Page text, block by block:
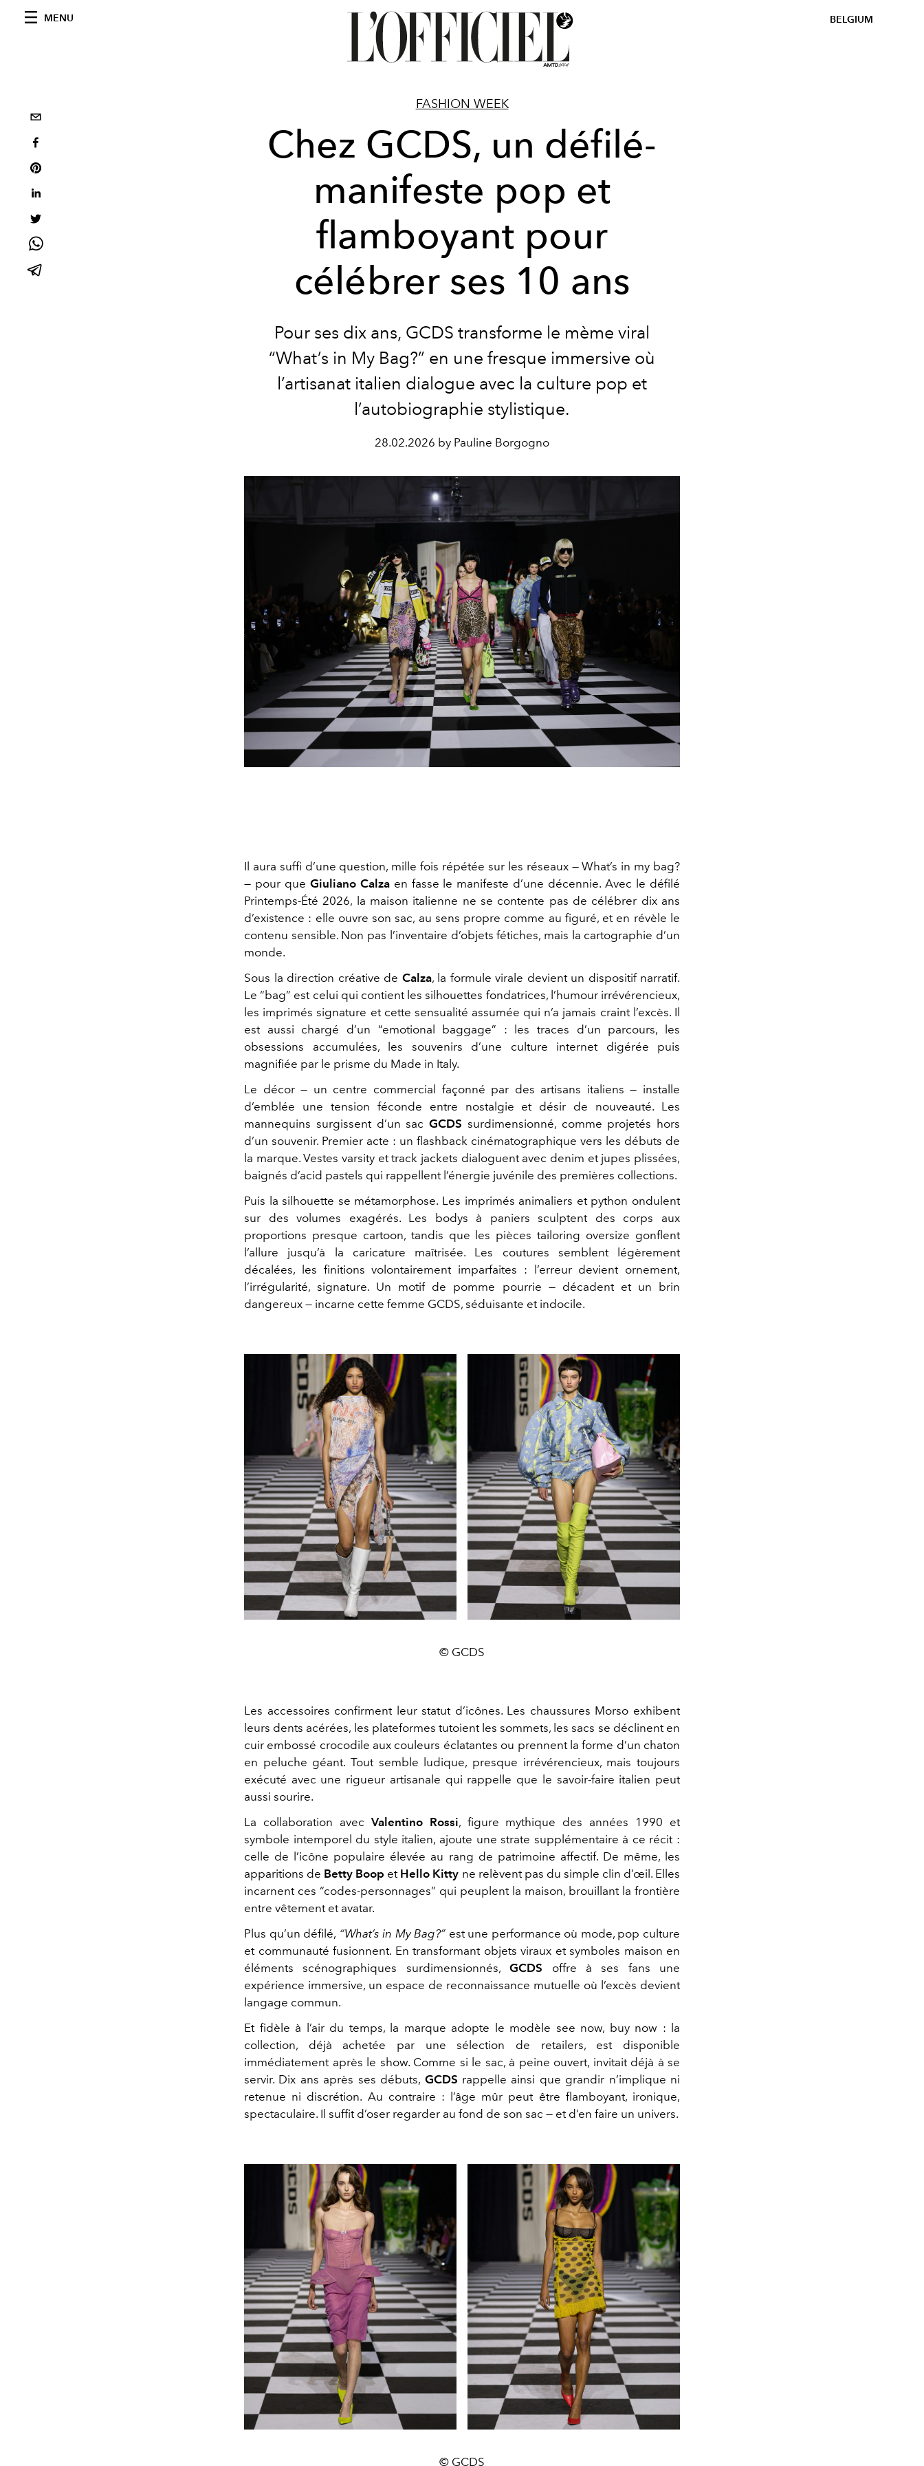
MENU BELGIUM
FASHION WEEK
Chez GCDS, un défilé-
manifeste pop et
flamboyant pour
célébrer ses 10 ans
Pour ses dix ans, GCDS transforme le mème viral
“What’s in My Bag?” en une fresque immersive où
l’artisanat italien dialogue avec la culture pop et
l’autobiographie stylistique.
28.02.2026 by Pauline Borgogno
Il aura suffi d’une question, mille fois répétée sur les réseaux — What’s in my bag?
— pour que Giuliano Calzaen fasse le manifeste d’une décennie. Avec le défilé
Printemps-Été 2026, la maison italienne ne se contente pas de célébrer dix ans
d’existence : elle ouvre son sac, au sens propre comme au figuré, et en révèle le
contenu sensible. Non pas l’inventaire d’objets fétiches, mais la cartographie d’un
monde.
Sous la direction créative de Calza, la formule virale devient un dispositif narratif.
Le “bag” est celui qui contient les silhouettes fondatrices, l’humour irrévérencieux,
les imprimés signature et cette sensualité assumée qui n’a jamais craint l’excès. Il
est aussi chargé d’un “emotional baggage” : les traces d’un parcours, les
obsessions accumulées, les souvenirs d’une culture internet digérée puis
magnifiée par le prisme du Made in Italy.
Le décor — un centre commercial façonné par des artisans italiens — installe
d’emblée une tension féconde entre nostalgie et désir de nouveauté. Les
mannequins surgissent d’un sac GCDS surdimensionné, comme projetés hors
d’un souvenir. Premier acte : un flashback cinématographique vers les débuts de
la marque. Vestes varsity et track jackets dialoguent avec denim et jupes plissées,
baignés d’acid pastels qui rappellent l’énergie juvénile des premières collections.
Puis la silhouette se métamorphose. Les imprimés animaliers et python ondulent
sur des volumes exagérés. Les bodys à paniers sculptent des corps aux
proportions presque cartoon, tandis que les pièces tailoring oversize gonflent
l’allure jusqu’à la caricature maîtrisée. Les coutures semblent légèrement
décalées, les finitions volontairement imparfaites : l’erreur devient ornement,
l’irrégularité, signature. Un motif de pomme pourrie — décadent et un brin
dangereux — incarne cette femme GCDS, séduisante et indocile.
© GCDS
Les accessoires confirment leur statut d’icônes. Les chaussures Morso exhibent
leurs dents acérées, les plateformes tutoient les sommets, les sacs se déclinent en
cuir embossé crocodile aux couleurs éclatantes ou prennent la forme d’un chaton
en peluche géant. Tout semble ludique, presque irrévérencieux, mais toujours
exécuté avec une rigueur artisanale qui rappelle que le savoir-faire italien peut
aussi sourire.
La collaboration avec Valentino Rossi, figure mythique des années 1990 et
symbole intemporel du style italien, ajoute une strate supplémentaire à ce récit :
celle de l’icône populaire élevée au rang de patrimoine affectif. De même, les
apparitions de Betty Boop et Hello Kitty ne relèvent pas du simple clin d’œil. Elles
incarnent ces “codes-personnages” qui peuplent la maison, brouillant la frontière
entre vêtement et avatar.
Plus qu’un défilé, “What’s in My Bag?” est une performance où mode, pop culture
et communauté fusionnent. En transformant objets viraux et symboles maison en
éléments scénographiques surdimensionnés,GCDS offre à ses fans une
expérience immersive, un espace de reconnaissance mutuelle où l’excès devient
langage commun.
Et fidèle à l’air du temps, la marque adopte le modèle see now, buy now : la
collection, déjà achetée par une sélection de retailers, est disponible
immédiatement après le show. Comme si le sac, à peine ouvert, invitait déjà à se
servir. Dix ans après ses débuts, GCDS rappelle ainsi que grandir n’implique ni
retenue ni discrétion. Au contraire : l’âge mûr peut être flamboyant, ironique,
spectaculaire. Il suffit d’oser regarder au fond de son sac — et d’en faire un univers.
© GCDS